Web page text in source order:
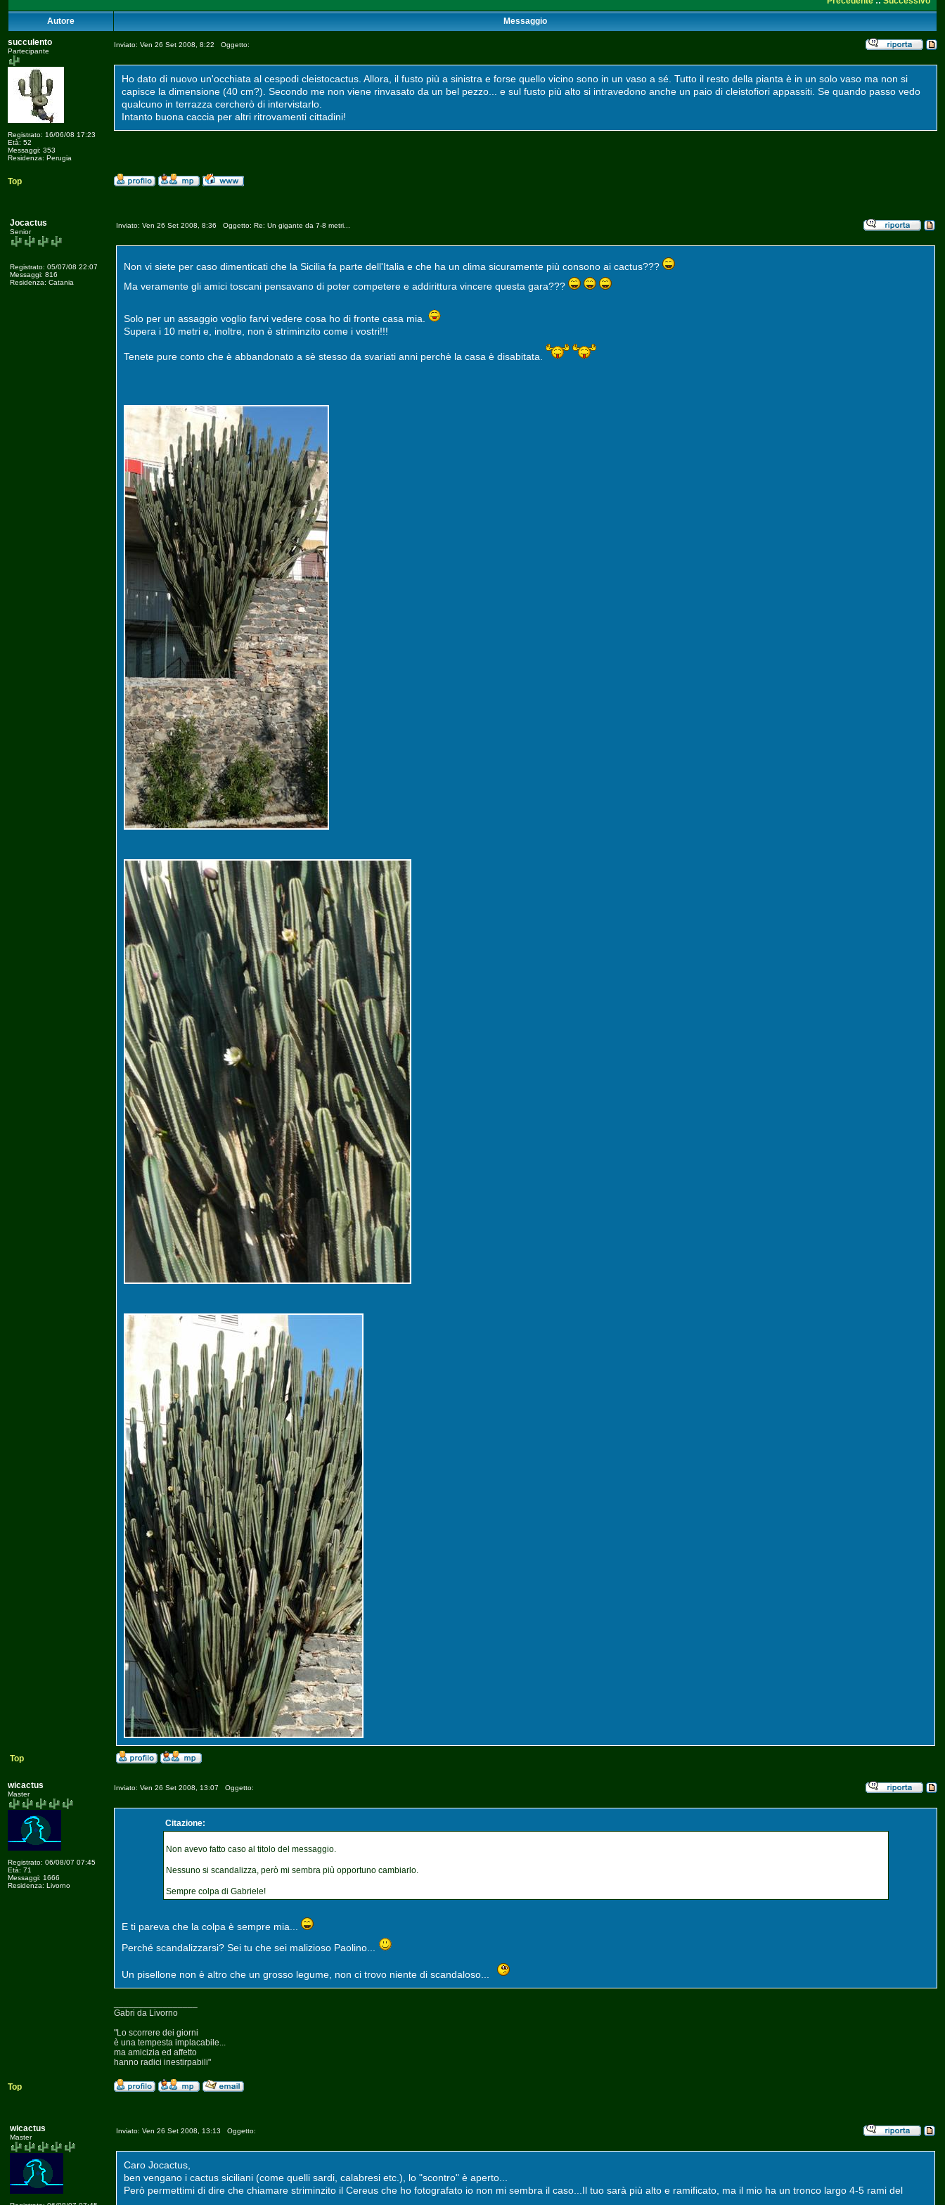
Autore Messaggio
succulento
Partecipante
Registrato: 16/06/08 17:23
Età: 52
Messaggi: 353
Residenza: Perugia
Inviato: Ven 26 Set 2008, 8:22 Oggetto:
Ho dato di nuovo un'occhiata al cespodi cleistocactus. Allora, il fusto più a sinistra e forse quello vicino sono in un vaso a sé. Tutto il resto della pianta è in un solo vaso ma non si
capisce la dimensione (40 cm?). Secondo me non viene rinvasato da un bel pezzo... e sul fusto più alto si intravedono anche un paio di cleistofiori appassiti. Se quando passo vedo
qualcuno in terrazza cercherò di intervistarlo.
Intanto buona caccia per altri ritrovamenti cittadini!
Top
Jocactus
Senior
Registrato: 05/07/08 22:07
Messaggi: 816
Residenza: Catania
Inviato: Ven 26 Set 2008, 8:36 Oggetto: Re: Un gigante da 7-8 metri...
Non vi siete per caso dimenticati che la Sicilia fa parte dell'Italia e che ha un clima sicuramente più consono ai cactus???
Ma veramente gli amici toscani pensavano di poter competere e addirittura vincere questa gara???
Solo per un assaggio voglio farvi vedere cosa ho di fronte casa mia.
Supera i 10 metri e, inoltre, non è striminzito come i vostri!!!
Tenete pure conto che è abbandonato a sè stesso da svariati anni perchè la casa è disabitata.
Top
wicactus
Master
Registrato: 06/08/07 07:45
Età: 71
Messaggi: 1666
Residenza: Livorno
Inviato: Ven 26 Set 2008, 13:07 Oggetto:
Citazione:
Non avevo fatto caso al titolo del messaggio.
Nessuno si scandalizza, però mi sembra più opportuno cambiarlo.
Sempre colpa di Gabriele!
E ti pareva che la colpa è sempre mia...
Perché scandalizzarsi? Sei tu che sei malizioso Paolino...
Un pisellone non è altro che un grosso legume, non ci trovo niente di scandaloso...
Gabri da Livorno
"Lo scorrere dei giorni
è una tempesta implacabile...
ma amicizia ed affetto
hanno radici inestirpabili"
Top
wicactus
Master
Inviato: Ven 26 Set 2008, 13:13 Oggetto:
Caro Jocactus,
ben vengano i cactus siciliani (come quelli sardi, calabresi etc.), lo "scontro" è aperto...
Però permettimi di dire che chiamare striminzito il Cereus che ho fotografato io non mi sembra il caso...Il tuo sarà più alto e ramificato, ma il mio ha un tronco largo 4-5 rami del